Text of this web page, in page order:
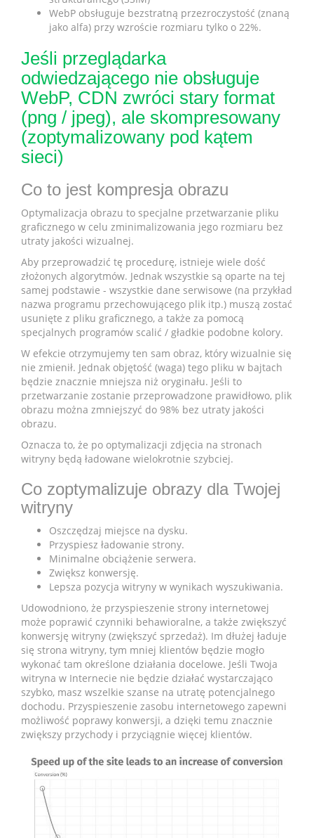
WebP obsługuje bezstratną przezroczystość (znaną
jako alfa) przy wzroście rozmiaru tylko o 22%.
Jeśli przeglądarka
odwiedzającego nie obsługuje
WebP, CDN zwróci stary format
(png / jpeg), ale skompresowany
(zoptymalizowany pod kątem
sieci)
Co to jest kompresja obrazu
Optymalizacja obrazu to specjalne przetwarzanie pliku
graficznego w celu zminimalizowania jego rozmiaru bez
utraty jakości wizualnej.
Aby przeprowadzić tę procedurę, istnieje wiele dość
złożonych algorytmów. Jednak wszystkie są oparte na tej
samej podstawie - wszystkie dane serwisowe (na przykład
nazwa programu przechowującego plik itp.) muszą zostać
usunięte z pliku graficznego, a także za pomocą
specjalnych programów scalić / gładkie podobne kolory.
W efekcie otrzymujemy ten sam obraz, który wizualnie się
nie zmienił. Jednak objętość (waga) tego pliku w bajtach
będzie znacznie mniejsza niż oryginału. Jeśli to
przetwarzanie zostanie przeprowadzone prawidłowo, plik
obrazu można zmniejszyć do 98% bez utraty jakości
obrazu.
Oznacza to, że po optymalizacji zdjęcia na stronach
witryny będą ładowane wielokrotnie szybciej.
Co zoptymalizuje obrazy dla Twojej
witryny
Oszczędzaj miejsce na dysku.
Przyspiesz ładowanie strony.
Minimalne obciążenie serwera.
Zwiększ konwersję.
Lepsza pozycja witryny w wynikach wyszukiwania.
Udowodniono, że przyspieszenie strony internetowej
może poprawić czynniki behawioralne, a także zwiększyć
konwersję witryny (zwiększyć sprzedaż). Im dłużej ładuje
się strona witryny, tym mniej klientów będzie mogło
wykonać tam określone działania docelowe. Jeśli Twoja
witryna w Internecie nie będzie działać wystarczająco
szybko, masz wszelkie szanse na utratę potencjalnego
dochodu. Przyspieszenie zasobu internetowego zapewni
możliwość poprawy konwersji, a dzięki temu znacznie
zwiększy przychody i przyciągnie więcej klientów.